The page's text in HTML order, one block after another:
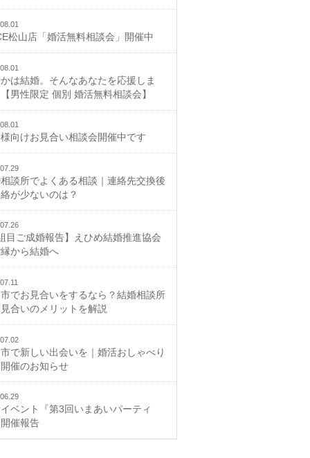
松山店「婚活無料相談会」開催中
は結婚。そんなあなたを応援しま
男性限定 個別 婚活無料相談会】
向けお見合い相談会開催中です
談所でよくある相談｜連絡先交換後
が少ないのは？
目ご成婚報告】えひめ結婚推進協会
から結婚へ
でお見合いをするなら？結婚相談所
合いのメリットを解説
で新しい出会いを｜婚活おしゃべり
催のお知らせ
ベント『第3回いまあいパーティ
催報告